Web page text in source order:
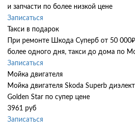
и запчасти по более низкой цене
Записаться
Такси в подарок
При ремонте Шкода Суперб от 50
более одного дня, такси до дома по
Записаться
Мойка двигателя
Мойка двигателя Skoda Superb
Golden Star по супер цене
3961 руб
Записаться